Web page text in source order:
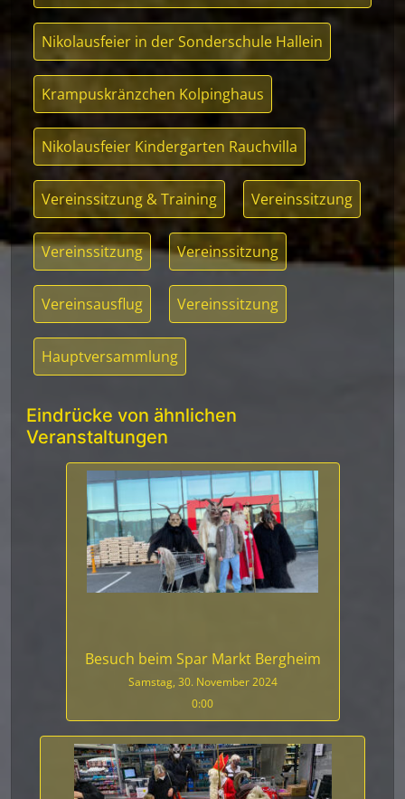
Nikolausfeier in der Sonderschule Hallein
Krampuskränzchen Kolpinghaus
Nikolausfeier Kindergarten Rauchvilla
Vereinssitzung & Training Vereinssitzung
Vereinssitzung Vereinssitzung
Vereinsausflug Vereinssitzung
Hauptversammlung
Eindrücke von ähnlichen
Veranstaltungen
Besuch beim Spar Markt Bergheim
Samstag, 30. November 2024
0:00